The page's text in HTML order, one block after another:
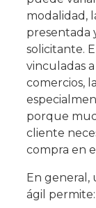
modalidad,
presentada
solicitante.
vinculadas
comercios,
porque
cliente
compra en
En general,
ágil permite: